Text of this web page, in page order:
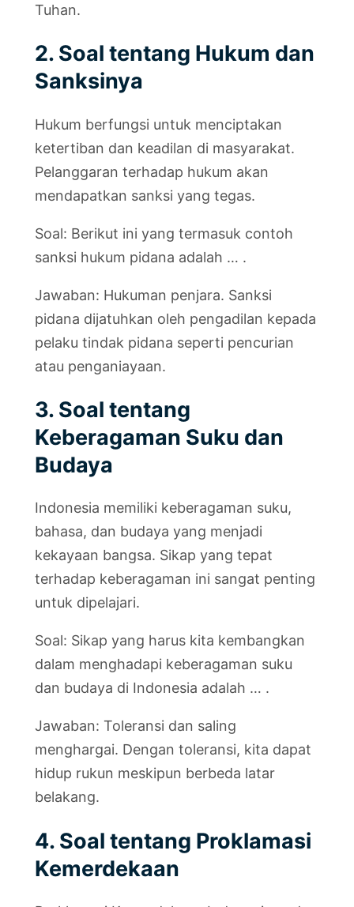
Tuhan.
2. Soal tentang Hukum dan
Sanksinya
Hukum berfungsi untuk menciptakan
ketertiban dan keadilan di masyarakat.
Pelanggaran terhadap hukum akan
mendapatkan sanksi yang tegas.
Soal: Berikut ini yang termasuk contoh
sanksi hukum pidana adalah … .
Jawaban: Hukuman penjara. Sanksi
pidana dijatuhkan oleh pengadilan kepada
pelaku tindak pidana seperti pencurian
atau penganiayaan.
3. Soal tentang
Keberagaman Suku dan
Budaya
Indonesia memiliki keberagaman suku,
bahasa, dan budaya yang menjadi
kekayaan bangsa. Sikap yang tepat
terhadap keberagaman ini sangat penting
untuk dipelajari.
Soal: Sikap yang harus kita kembangkan
dalam menghadapi keberagaman suku
dan budaya di Indonesia adalah … .
Jawaban: Toleransi dan saling
menghargai. Dengan toleransi, kita dapat
hidup rukun meskipun berbeda latar
belakang.
4. Soal tentang Proklamasi
Kemerdekaan